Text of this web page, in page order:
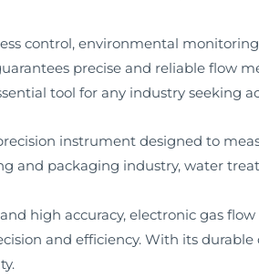
control, environmental
precise and reliable flow
tool for any industry seeking
instrument designed to
and packaging industry, water
high accuracy, electronic gas
and efficiency. With its